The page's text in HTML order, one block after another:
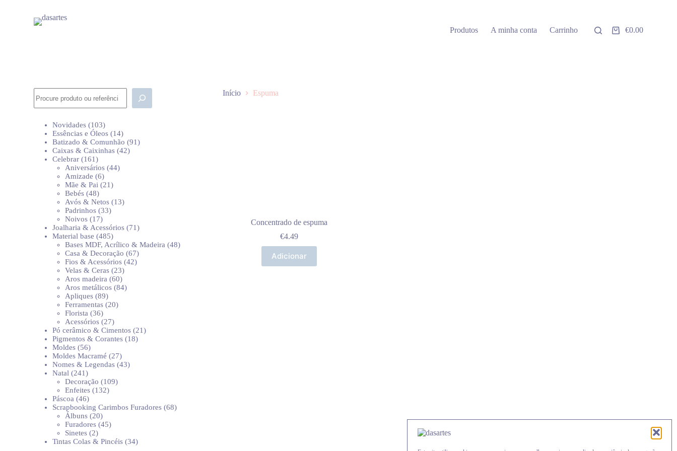
Produtos A minha conta Carrinho
Carrinho
€0.00
Início Espuma
Concentrado de espuma
€4.49
Adicionar
Novidades 103103
produtos
Essências e Óleos 1414
produtos
Batizado & Comunhão 9191
Caixas & Caixinhas 4242
Celebrar 161161
produtos
Aniversários 4444
Amizade 66
produtos
Mãe & Pai 2121
Bebés 4848
produtos
Avós & Netos 1313
Padrinhos 3333
Noivos 1717
produtos
Joalharia & Acessórios 7171
Material base 485485
produtos
Bases MDF, Acrílico & Madeira 4848
Casa & Decoração 6767
produtos
Fios & Acessórios 4242
Velas & Ceras 2323
produtos
Aros madeira 6060
produtos
Aros metálicos 8484
Apliques 8989
produtos
Ferramentas 2020
Florista 3636
produtos
Acessórios 2727
produtos
Pó cerâmico & Cimentos 2121
Pigmentos & Corantes 1818
Moldes 5656
produtos
Moldes Macramé 2727
produtos
Nomes & Legendas 4343
Natal 241241
produtos
Decoração 109109
Enfeites 132132
Páscoa 4646
produtos
Scrapbooking Carimbos Furadores 6868
Álbuns 2020
produtos
Furadores 4545
Sinetes 22
produtos
Tintas Colas & Pincéis 3434